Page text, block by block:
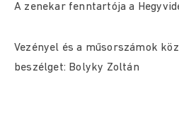
A zenekar fenntartója a
Vezényel és a műsorszámok
beszélget: Bolyky Zoltán